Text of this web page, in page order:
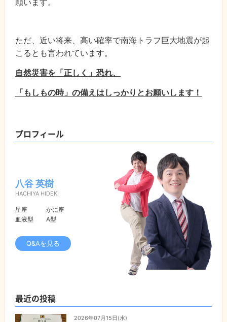
願います。
ただ、近い将来、高い確率で南海トラフ巨大地震が起
こるとも言われています。
自然災害を「正しく」恐れ、
「もしもの時」の備えはしっかりとお願いします！
プロフィール
八谷 英樹
HACHIYA HIDEKI
星座
かに座
血液型
A型
Q&Aを見る
最近の投稿
2026年07月15日(水)